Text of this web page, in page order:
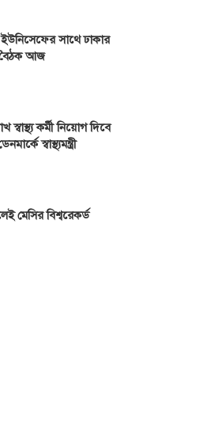
ইউনিসেফের সাথে ঢাকার
বৈঠক আজ
স্বাস্থ্য কর্মী নিয়োগ দিবে
স্বাস্থ্যমন্ত্রী
মেসির বিশ্বরেকর্ড